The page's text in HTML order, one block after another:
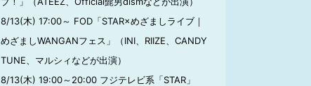
8/13(木) 17:00～ FOD「STAR×めざましライブ｜
めざましWANGANフェス」（INI、RIIZE、CANDY
TUNE、マルシィなどが出演）
8/13(木) 19:00～20:00 フジテレビ系「STAR」